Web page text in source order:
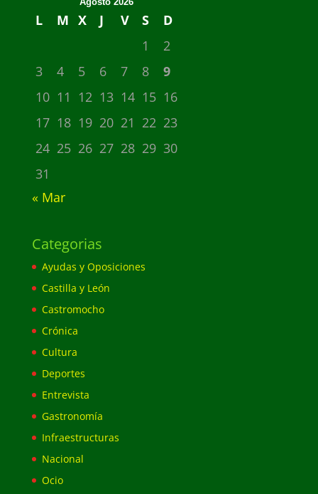
L M X J V S
D
1
2
3
4 5 6 7 8
9
10 11 12 13 14 15 16
17 18 19 20 21 22 23
24 25 26 27 28 29 30
31
« Mar
Categorias
Ayudas y Oposiciones
Castilla y León
Castromocho
Crónica
Cultura
Deportes
Entrevista
Gastronomía
Infraestructuras
Nacional
Ocio